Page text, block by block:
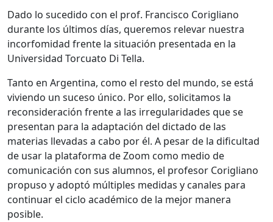
Dado lo sucedido con el prof. Francisco Corigliano
durante los últimos días, queremos relevar nuestra
incorfomidad frente la situación presentada en la
Universidad Torcuato Di Tella.
Tanto en Argentina, como el resto del mundo, se está
viviendo un suceso único. Por ello, solicitamos la
reconsideración frente a las irregularidades que se
presentan para la adaptación del dictado de las
materias llevadas a cabo por él. A pesar de la dificultad
de usar la plataforma de Zoom como medio de
comunicación con sus alumnos, el profesor Corigliano
propuso y adoptó múltiples medidas y canales para
continuar el ciclo académico de la mejor manera
posible.